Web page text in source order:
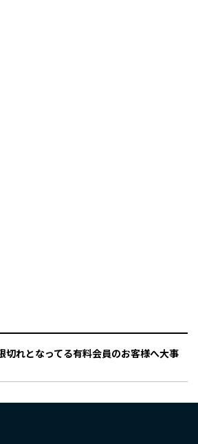
切れとなってる有料会員のお客様へ大事